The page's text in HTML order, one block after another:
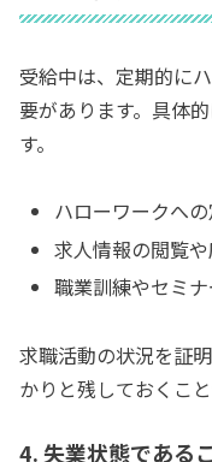
受給中は、定期的に
要があります。具体
す。
ハローワークへ
求人情報の閲覧
職業訓練やセミ
求職活動の状況を証
かりと残しておくこと
4. 失業状態である